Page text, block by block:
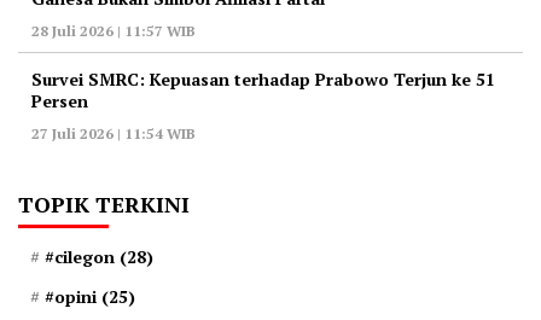
28 Juli 2026 | 11:57 WIB
‎Survei SMRC: Kepuasan terhadap Prabowo Terjun ke 51
Persen
27 Juli 2026 | 11:54 WIB
TOPIK TERKINI
#cilegon (28)
#opini (25)